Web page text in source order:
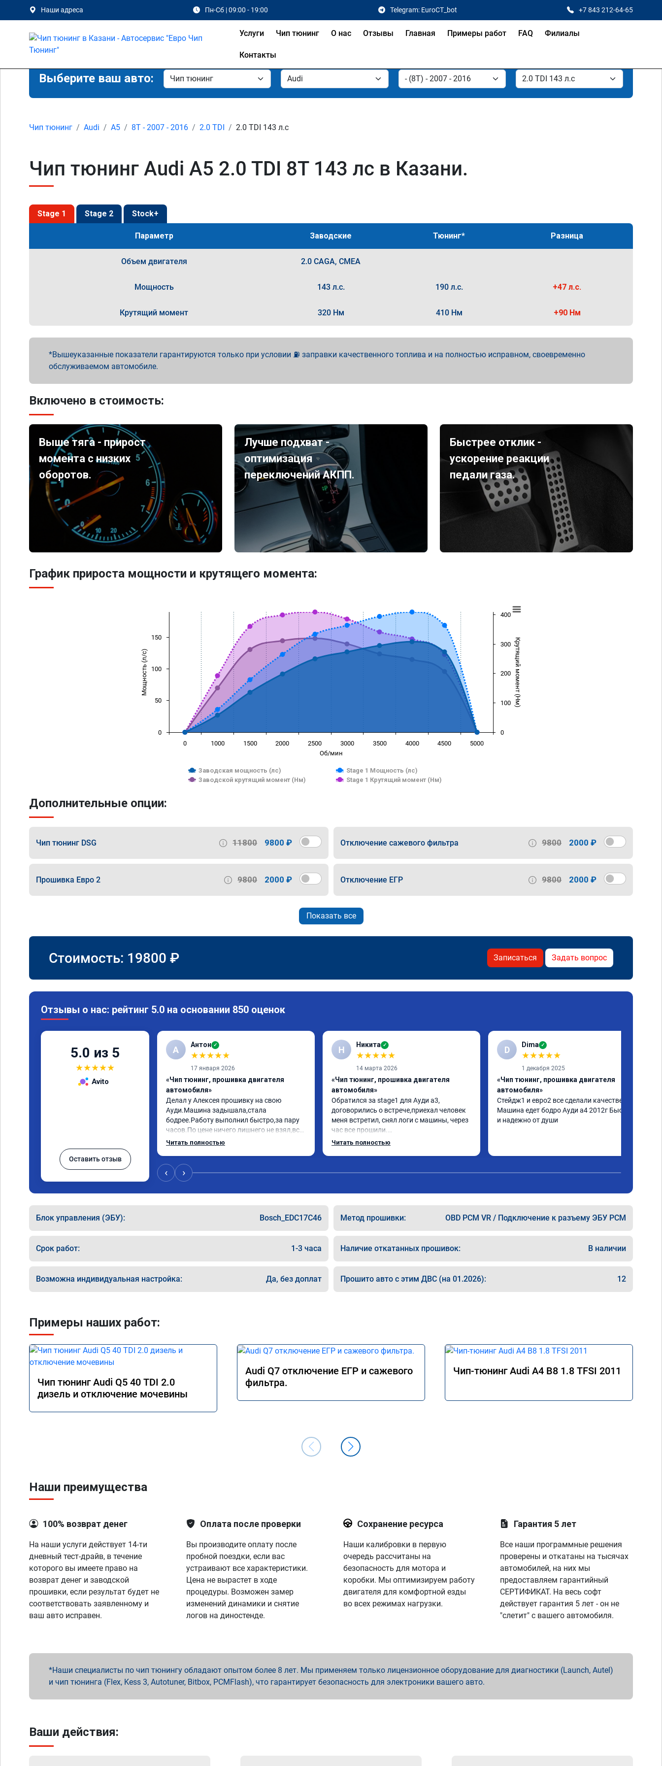
Наши адреса Пн-Сб | 09:00 - 19:00 Telegram: EuroCT_bot +7 843 212-64-65
Услуги Чип тюнинг О нас Отзывы Главная Примеры работ FAQ Филиалы
Контакты
Выберите ваш авто:
Чип тюнинг Audi A5 8T - 2007 - 2016 2.0 TDI 2.0 TDI 143 л.с
Чип тюнинг Audi A5 2.0 TDI 8T 143 лс в Казани.
Stage 1 Stage 2 Stock+
Параметр Заводские Тюнинг* Разница
Объем двигателя 2.0 CAGA, CMEA
Мощность 143 л.с. 190 л.с. +47 л.с.
Крутящий момент 320 Нм 410 Нм +90 Нм
Вышеуказанные показатели гарантируются только при условии ⛽ заправки качественного топлива и на полностью исправном, своевременно
обслуживаемом автомобиле.
Включено в стоимость:
Выше тяга - прирост
момента с низких
оборотов.
Лучше подхват -
оптимизация
переключений АКПП.
Быстрее отклик -
ускорение реакции
педали газа.
График прироста мощности и крутящего момента:
Об/мин
Мощность (л/с) Крутящий момент (Нм)
Заводская мощность (лс)
Stage 1 Мощность (лс)
Заводской крутящий момент (Нм)
Stage 1 Крутящий момент (Нм)
0 1000 1500 2000 2500 3000 3500 4000 4500 5000
0
50
100
150
0
100
200
300
400
Дополнительные опции:
Чип тюнинг DSG 11800 9800 ₽ Отключение сажевого фильтра 9800 2000 ₽
Прошивка Евро 2 9800 2000 ₽ Отключение ЕГР 9800 2000 ₽
Показать все
Стоимость: 19800 ₽ Записаться Задать вопрос
Отзывы о нас: рейтинг 5.0 на основании 850 оценок
5.0 из 5
★★★★★
Avito
Оставить отзыв
А Антон ✓
★★★★★
17 января 2026
«Чип тюнинг, прошивка двигателя
автомобиля»
Делал у Алексея прошивку на свою
Ауди.Машина задышала,стала
бодрее.Работу выполнил быстро,за пару
часов.По цене ничего лишнего не взял,всё
как договаривались заранее.После
знаю,куда ехать в случае поломки
авто.Однозначно рекомендую Алексея
Читать полностью
Н Никита ✓
★★★★★
14 марта 2026
«Чип тюнинг, прошивка двигателя
автомобиля»
Обратился за stage1 для Ауди а3,
договорились о встрече,приехал человек
меня встретил, снял логи с машины, через
час все прошили.
Арман спасибо тебе огромное, машинка по
Читать полностью
D Dima ✓
★★★★★
1 декабря 2025
«Чип тюнинг, прошивка двигателя
автомобиля»
Стейдж1 и евро2 все сделали качественно.
Машина едет бодро Ауди а4 2012г Быстро
и надежно от души
‹ ›
Блок управления (ЭБУ): Bosch_EDC17C46 Метод прошивки: OBD PCM VR / Подключение к разъему ЭБУ PCM
Срок работ: 1-3 часа Наличие откатанных прошивок: В наличии
Возможна индивидуальная настройка: Да, без доплат Прошито авто с этим ДВС (на 01.2026): 12
Примеры наших работ:
Чип тюнинг Audi Q5 40 TDI 2.0
дизель и отключение мочевины
Audi Q7 отключение ЕГР и сажевого
фильтра.
Чип-тюнинг Audi A4 B8 1.8 TFSI 2011
Наши преимущества
100% возврат денег
На наши услуги действует 14-ти
дневный тест-драйв, в течение
которого вы имеете право на
возврат денег и заводской
прошивки, если результат будет не
соответствовать заявленному и
ваш авто исправен.
Оплата после проверки
Вы производите оплату после
пробной поездки, если вас
устраивают все характеристики.
Цена не вырастет в ходе
процедуры. Возможен замер
изменений динамики и снятие
логов на диностенде.
Сохранение ресурса
Наши калибровки в первую
очередь рассчитаны на
безопасность для мотора и
коробки. Мы оптимизируем работу
двигателя для комфортной езды
во всех режимах нагрузки.
Гарантия 5 лет
Все наши программные решения
проверены и откатаны на тысячах
автомобилей, на них мы
предоставляем гарантийный
СЕРТИФИКАТ. На весь софт
действует гарантия 5 лет - он не
"слетит" с вашего автомобиля.
Наши специалисты по чип тюнингу обладают опытом более 8 лет. Мы применяем только лицензионное оборудование для диагностики (Launch, Autel)
и чип тюнинга (Flex, Kess 3, Autotuner, Bitbox, PCMFlash), что гарантирует безопасность для электроники вашего авто.
Ваши действия: